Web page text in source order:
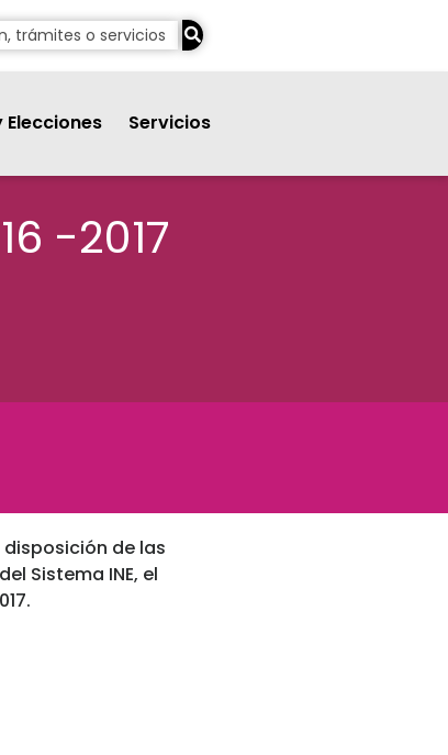
Elecciones Servicios
-2017
disposición de las
Sistema INE, el